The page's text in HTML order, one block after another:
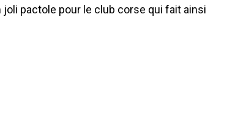
joli pactole pour le club corse qui fait ainsi